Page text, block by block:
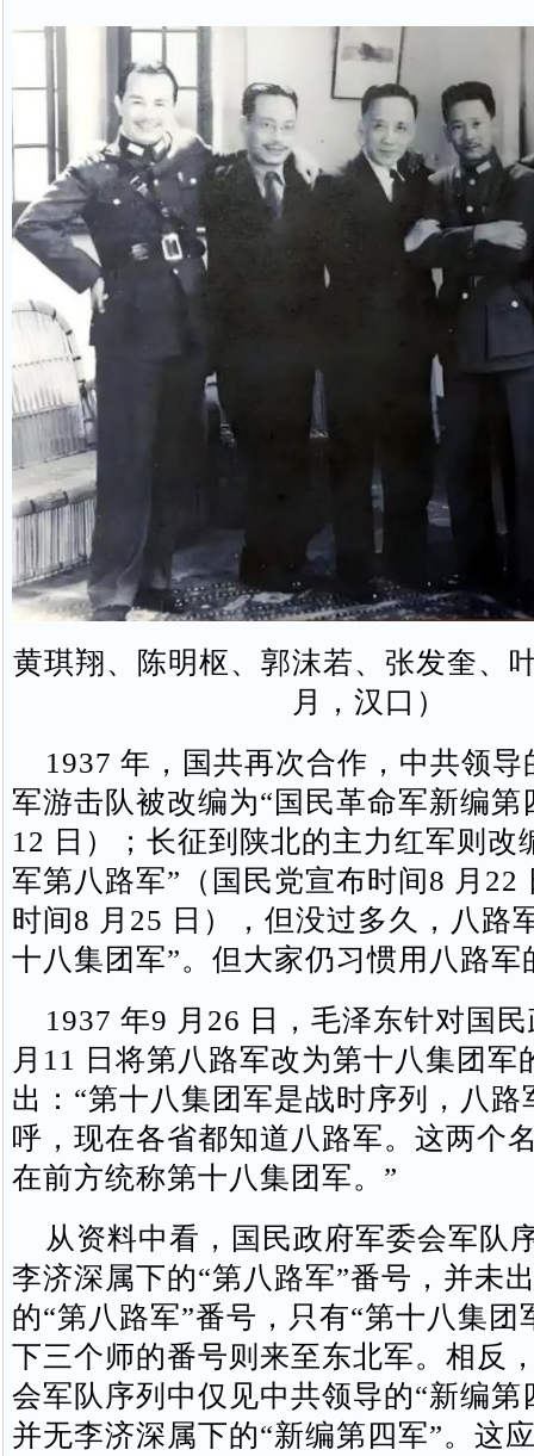
黄琪翔、陈明枢、郭沫若、张发奎、
月，汉口）
1937 年，国共再次合作，中共领导
军游击队被改编为“国民革命军新编第
12 日）；长征到陕北的主力红军则改
军第八路军”（国民党宣布时间8 月22
时间8 月25 日），但没过多久，八路
十八集团军”。但大家仍习惯用八路军
1937 年9 月26 日，毛泽东针对国
月11 日将第八路军改为第十八集团军
出：“第十八集团军是战时序列，八路
呼，现在各省都知道八路军。这两个
在前方统称第十八集团军。”
从资料中看，国民政府军委会军队
李济深属下的“第八路军”番号，并未
的“第八路军”番号，只有“第十八集团
下三个师的番号则来至东北军。相反
会军队序列中仅见中共领导的“新编第
并无李济深属下的“新编第四军”。这